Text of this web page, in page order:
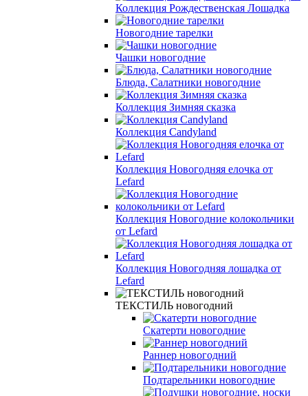
Коллекция Рождественская Лошадка
Новогодние тарелки
Чашки новогодние
Блюда, Салатники новогодние
Коллекция Зимняя сказка
Коллекция Candyland
Коллекция Новогодняя елочка от
Lefard
Коллекция Новогодние колокольчики
от Lefard
Коллекция Новогодняя лошадка от
Lefard
ТЕКСТИЛЬ новогодний
Скатерти новогодние
Раннер новогодний
Подтарельники новогодние